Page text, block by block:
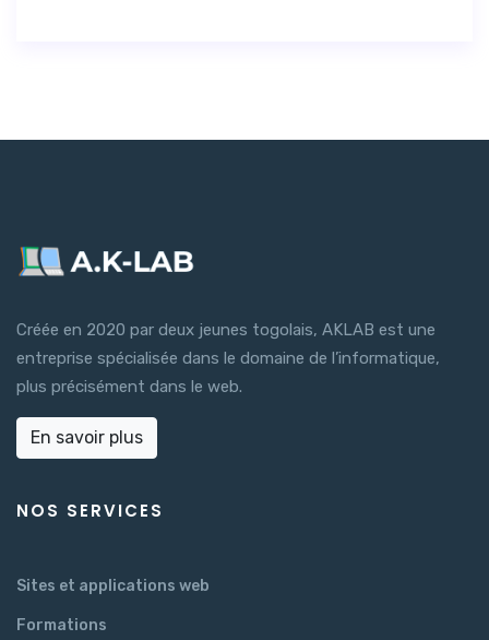
Créée en 2020 par deux jeunes togolais, AKLAB est une
entreprise spécialisée dans le domaine de l’informatique,
plus précisément dans le web.
En savoir plus
NOS SERVICES
Sites et applications web
Formations